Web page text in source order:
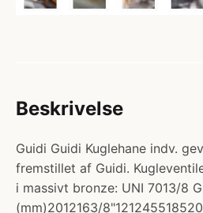
Beskrivelse
Guidi Guidi Kuglehane indv.
fremstillet af Guidi.
i massivt bronze: UNI 7013/8
(mm)2012163/